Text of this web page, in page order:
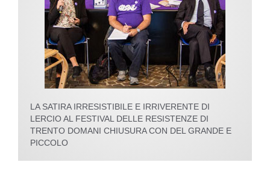
LA SATIRA IRRESISTIBILE E IRRIVERENTE DI
LERCIO AL FESTIVAL DELLE RESISTENZE DI
TRENTO DOMANI CHIUSURA CON DEL GRANDE E
PICCOLO